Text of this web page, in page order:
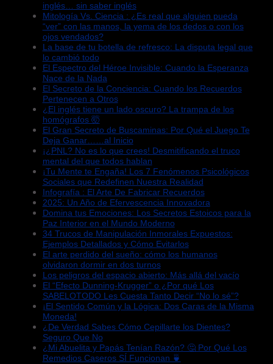
inglés… sin saber inglés
Mitología Vs. Ciencia : ¿Es real que alguien pueda
“ver” con las manos, la yema de los dedos o con los
ojos vendados?
La base de tu botella de refresco: La disputa legal que
lo cambió todo
El Espectro del Héroe Invisible: Cuando la Esperanza
Nace de la Nada
El Secreto de la Conciencia: Cuando los Recuerdos
Pertenecen a Otros
¿El inglés tiene un lado oscuro? La trampa de los
homógrafos 🤯
El Gran Secreto de Buscaminas: Por Qué el Juego Te
Deja Ganar……al Inicio
¡¿PNL? No es lo que crees! Desmitificando el truco
mental del que todos hablan
¡Tu Mente te Engaña! Los 7 Fenómenos Psicológicos
Sociales que Redefinen Nuestra Realidad
Infografía : El Arte De Fabricar Recuerdos
2025: Un Año de Efervescencia Innovadora
Domina tus Emociones: Los Secretos Estoicos para la
Paz Interior en el Mundo Moderno
34 Trucos de Manipulación Inmorales Expuestos:
Ejemplos Detallados y Cómo Evitarlos
El arte perdido del sueño: cómo los humanos
olvidaron dormir en dos turnos
Los peligros del espacio abierto: Más allá del vacío
El “Efecto Dunning-Krugger” o ¿Por qué Los
SABELOTODO Les Cuesta Tanto Decir “No lo sé”?
¡El Sentido Común y la Lógica: Dos Caras de la Misma
Moneda!
¿De Verdad Sabes Cómo Cepillarte los Dientes?
Seguro Que No
¿Mi Abuelita y Papás Tenían Razón? 🤔 Por Qué Los
Remedios Caseros SÍ Funcionan 🍵